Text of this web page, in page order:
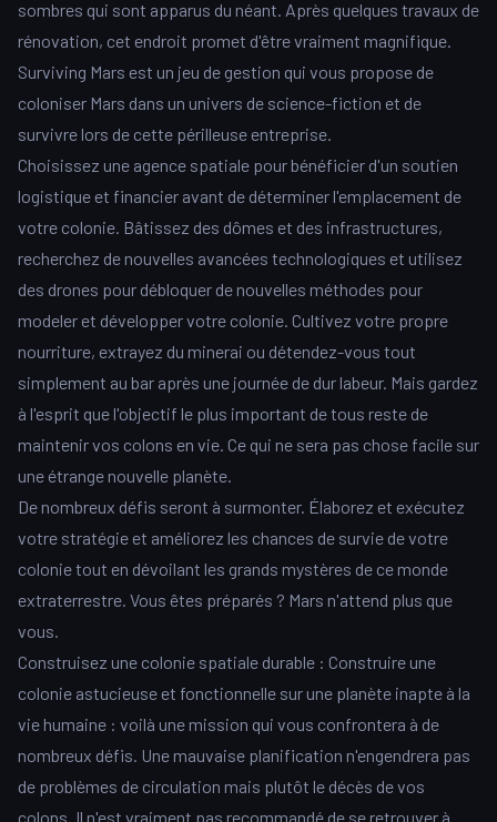
sombres qui sont apparus du néant. Après quelques travaux de
rénovation, cet endroit promet d'être vraiment magnifique.
Surviving Mars est un jeu de gestion qui vous propose de
coloniser Mars dans un univers de science-fiction et de
survivre lors de cette périlleuse entreprise.
Choisissez une agence spatiale pour bénéficier d'un soutien
logistique et financier avant de déterminer l'emplacement de
votre colonie. Bâtissez des dômes et des infrastructures,
recherchez de nouvelles avancées technologiques et utilisez
des drones pour débloquer de nouvelles méthodes pour
modeler et développer votre colonie. Cultivez votre propre
nourriture, extrayez du minerai ou détendez-vous tout
simplement au bar après une journée de dur labeur. Mais gardez
à l'esprit que l'objectif le plus important de tous reste de
maintenir vos colons en vie. Ce qui ne sera pas chose facile sur
une étrange nouvelle planète.
De nombreux défis seront à surmonter. Élaborez et exécutez
votre stratégie et améliorez les chances de survie de votre
colonie tout en dévoilant les grands mystères de ce monde
extraterrestre. Vous êtes préparés ? Mars n'attend plus que
vous.
Construisez une colonie spatiale durable : Construire une
colonie astucieuse et fonctionnelle sur une planète inapte à la
vie humaine : voilà une mission qui vous confrontera à de
nombreux défis. Une mauvaise planification n'engendrera pas
de problèmes de circulation mais plutôt le décès de vos
colons. Il n'est vraiment pas recommandé de se retrouver à